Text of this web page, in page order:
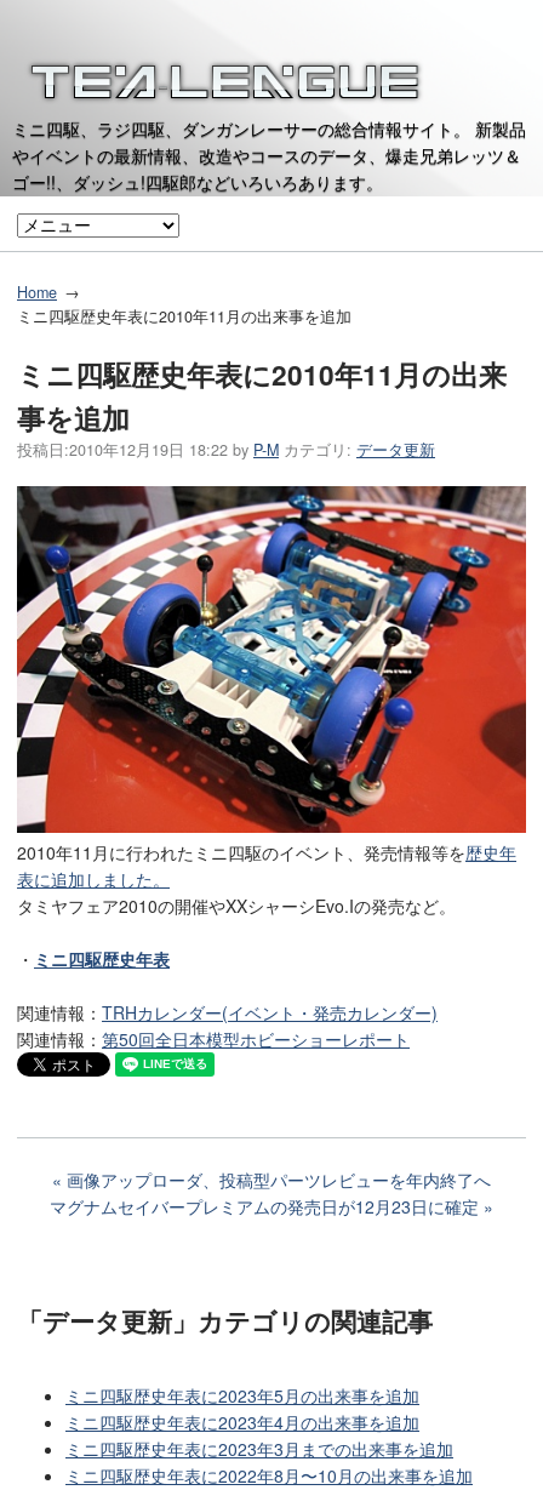
ミニ四駆、ラジ四駆、ダンガンレーサーの総合情報サイト。 新製品
やイベントの最新情報、改造やコースのデータ、爆走兄弟レッツ＆
ゴー!!、ダッシュ!四駆郎などいろいろあります。
Home
ミニ四駆歴史年表に2010年11月の出来事を追加
ミニ四駆歴史年表に2010年11月の出来
事を追加
投稿日:2010年12月19日 18:22 by P-M カテゴリ: データ更新
2010年11月に行われたミニ四駆のイベント、発売情報等を歴史年
表に追加しました。
タミヤフェア2010の開催やXXシャーシEvo.Iの発売など。
・ ミニ四駆歴史年表
関連情報： TRHカレンダー(イベント・発売カレンダー)
関連情報： 第50回全日本模型ホビーショーレポート
画像アップローダ、投稿型パーツレビューを年内終了へ
マグナムセイバープレミアムの発売日が12月23日に確定
「データ更新」カテゴリの関連記事
ミニ四駆歴史年表に2023年5月の出来事を追加
ミニ四駆歴史年表に2023年4月の出来事を追加
ミニ四駆歴史年表に2023年3月までの出来事を追加
ミニ四駆歴史年表に2022年8月〜10月の出来事を追加